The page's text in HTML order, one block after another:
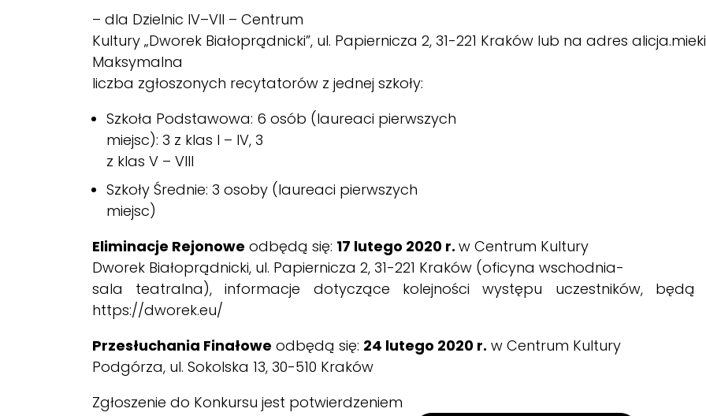
– dla Dzielnic IV–VII – Centrum
Kultury „Dworek Białoprądnicki”, ul. Papiernicza 2, 31-221 Kraków lub na adres
Maksymalna
liczba zgłoszonych recytatorów z jednej szkoły:
Szkoła Podstawowa: 6 osób (laureaci pierwszych
miejsc): 3 z klas I – IV, 3
z klas V – VIII
Szkoły Średnie: 3 osoby (laureaci pierwszych
miejsc)
Eliminacje Rejonowe odbędą się: 17 lutego 2020 r. w Centrum Kultury
Dworek Białoprądnicki, ul. Papiernicza 2, 31-221 Kraków (oficyna wschodnia-
sala teatralna), informacje dotyczące kolejności występu uczestników,
https://dworek.eu/
Przesłuchania Finałowe odbędą się: 24 lutego 2020 r. w Centrum Kultury
Podgórza, ul. Sokolska 13, 30-510 Kraków
Zgłoszenie do Konkursu jest potwierdzeniem